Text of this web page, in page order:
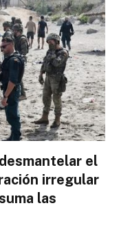
el
irregular
las